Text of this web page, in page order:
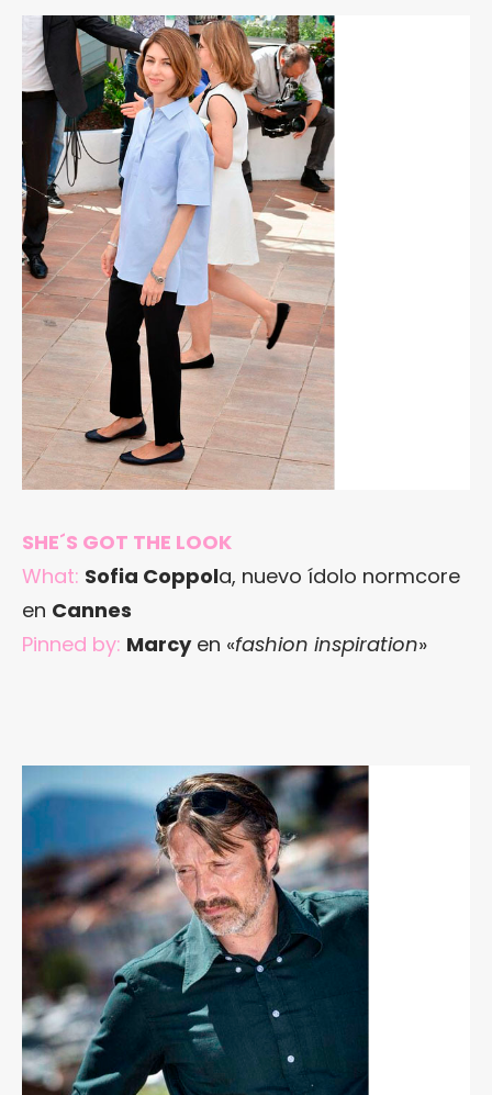
SHE´S GOT THE LOOK
What: Sofia Coppola, nuevo ídolo normcore
en Cannes
Pinned by: Marcyen «fashion inspiration»